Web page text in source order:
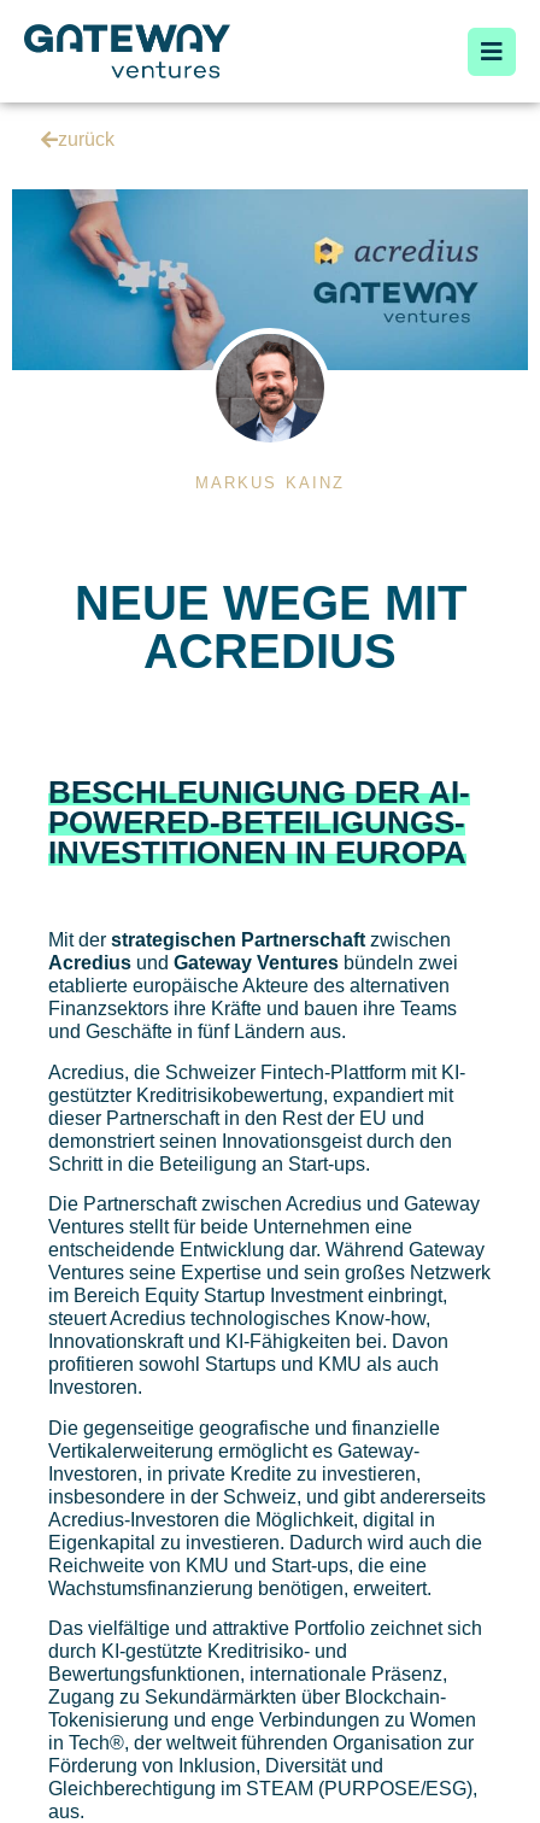
zurück
MARKUS KAINZ
NEUE WEGE MIT
ACREDIUS
BESCHLEUNIGUNG DER AI-
POWERED-BETEILIGUNGS-
INVESTITIONEN IN EUROPA
Mit der strategischen Partnerschaftzwischen
Acredius und Gateway Ventures bündeln zwei
etablierte europäische Akteure des alternativen
Finanzsektors ihre Kräfte und bauen ihre Teams
und Geschäfte in fünf Ländern aus.
Acredius, die Schweizer Fintech-Plattform mit KI-
gestützter Kreditrisikobewertung, expandiert mit
dieser Partnerschaft in den Rest der EU und
demonstriert seinen Innovationsgeist durch den
Schritt in die Beteiligung an Start-ups.
Die Partnerschaft zwischen Acredius und Gateway
Ventures stellt für beide Unternehmen eine
entscheidende Entwicklung dar. Während Gateway
Ventures seine Expertise und sein großes Netzwerk
im Bereich Equity Startup Investment einbringt,
steuert Acredius technologisches Know-how,
Innovationskraft und KI-Fähigkeiten bei. Davon
profitieren sowohl Startups und KMU als auch
Investoren.
Die gegenseitige geografische und finanzielle
Vertikalerweiterung ermöglicht es Gateway-
Investoren, in private Kredite zu investieren,
insbesondere in der Schweiz, und gibt andererseits
Acredius-Investoren die Möglichkeit, digital in
Eigenkapital zu investieren. Dadurch wird auch die
Reichweite von KMU und Start-ups, die eine
Wachstumsfinanzierung benötigen, erweitert.
Das vielfältige und attraktive Portfolio zeichnet sich
durch KI-gestützte Kreditrisiko- und
Bewertungsfunktionen, internationale Präsenz,
Zugang zu Sekundärmärkten über Blockchain-
Tokenisierung und enge Verbindungen zu Women
in Tech®, der weltweit führenden Organisation zur
Förderung von Inklusion, Diversität und
Gleichberechtigung im STEAM (PURPOSE/ESG),
aus.